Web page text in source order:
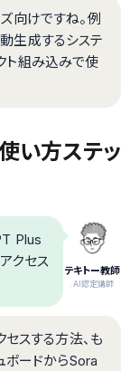
向けですね。例
生成するシステ
ト組み込みで使
い方ステッ
テキトー教師
.AI認定講師
Plus
クセス
セスする方法、も
ボードからSora